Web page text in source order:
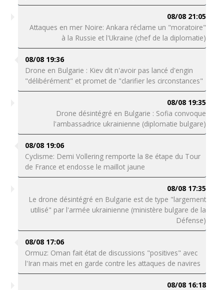
08/08 21:05
Attaques en mer Noire: Ankara réclame un "moratoire"
à la Russie et l'Ukraine (chef de la diplomatie)
08/08 19:36
Drone en Bulgarie : Kiev dit n'avoir pas lancé d'engin
"délibérément" et promet de "clarifier les circonstances"
08/08 19:35
Drone désintégré en Bulgarie : Sofia convoque
l'ambassadrice ukrainienne (diplomatie bulgare)
08/08 19:06
Cyclisme: Demi Vollering remporte la 8e étape du Tour
de France et endosse le maillot jaune
08/08 17:35
Le drone désintégré en Bulgarie est de type "largement
utilisé" par l'armée ukrainienne (ministère bulgare de la
Défense)
08/08 17:06
Ormuz: Oman fait état de discussions "positives" avec
l'Iran mais met en garde contre les attaques de navires
08/08 16:18